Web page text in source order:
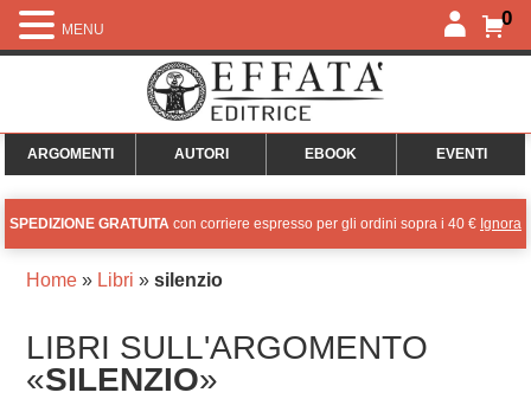
0
ARGOMENTI AUTORI EBOOK EVENTI
SPEDIZIONE GRATUITA con corriere espresso per gli ordini sopra i 40 € Ignora
Home» Libri » silenzio
LIBRI SULL'ARGOMENTO
«SILENZIO»
MENU